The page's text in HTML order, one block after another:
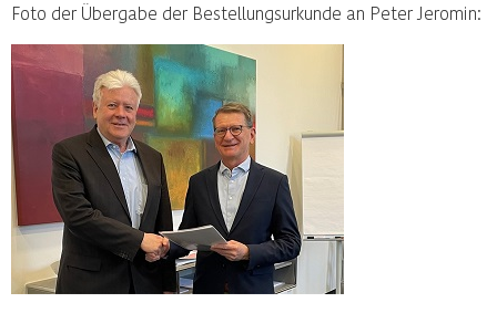
Foto der Übergabe der Bestellungsurkunde an Peter Jeromin: